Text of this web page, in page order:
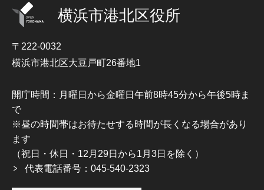
横浜市港北区役所
〒222-0032
横浜市港北区大豆戸町26番地1
開庁時間：月曜日から金曜日午前8時45分から午後5時ま
で
※昼の時間帯はお待たせする時間が長くなる場合があり
ます
（祝日・休日・12月29日から1月3日を除く）
代表電話番号：045-540-2323